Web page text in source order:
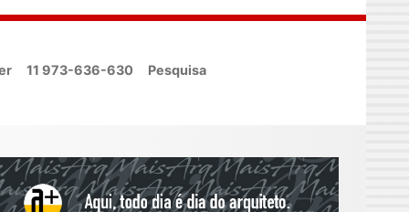
11 973-636-630 Pesquisa